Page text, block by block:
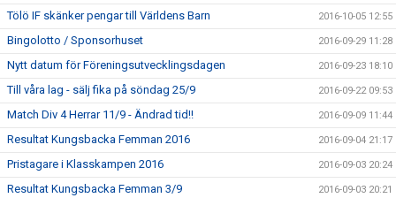
Tölö IF skänker pengar till Världens Barn 2016-10-05 12:55
Bingolotto / Sponsorhuset 2016-09-29 11:28
Nytt datum för Föreningsutvecklingsdagen 2016-09-23 18:10
Till våra lag - sälj fika på söndag 25/9 2016-09-22 09:53
Match Div 4 Herrar 11/9 - Ändrad tid!! 2016-09-09 11:44
Resultat Kungsbacka Femman 2016 2016-09-04 21:17
Pristagare i Klasskampen 2016 2016-09-03 20:24
Resultat Kungsbacka Femman 3/9 2016-09-03 20:21